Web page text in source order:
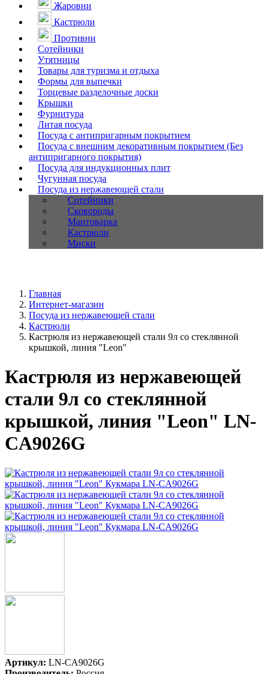
Жаровни
Кастрюли
Противни
Сотейники
Утятницы
Товары для туризма и отдыха
Формы для выпечки
Торцевые разделочные доски
Крышки
Фурнитура
Литая посуда
Посуда с антипригарным покрытием
Посуда с внешним декоративным покрытием (Без
антипригарного покрытия)
Посуда для индукционных плит
Чугунная посуда
Посуда из нержавеющей стали
Сотейники
Сковороды
Мантоварка
Кастрюли
Миски
Главная
Интернет-магазин
Посуда из нержавеющей стали
Кастрюли
Кастрюля из нержавеющей стали 9л со стеклянной
крышкой, линия "Leon"
Кастрюля из нержавеющей
стали 9л со стеклянной
крышкой, линия "Leon" LN-
CA9026G
Артикул: LN-CA9026G